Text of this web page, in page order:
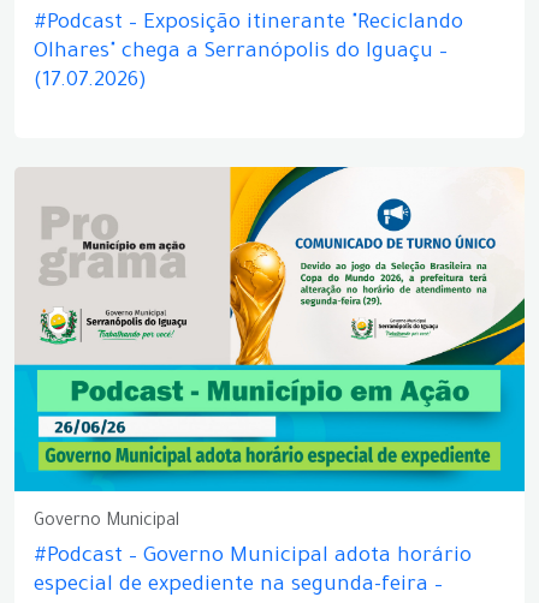
#Podcast – Exposição itinerante "Reciclando
Olhares" chega a Serranópolis do Iguaçu –
(17.07.2026)
Governo Municipal
#Podcast – Governo Municipal adota horário
especial de expediente na segunda-feira –